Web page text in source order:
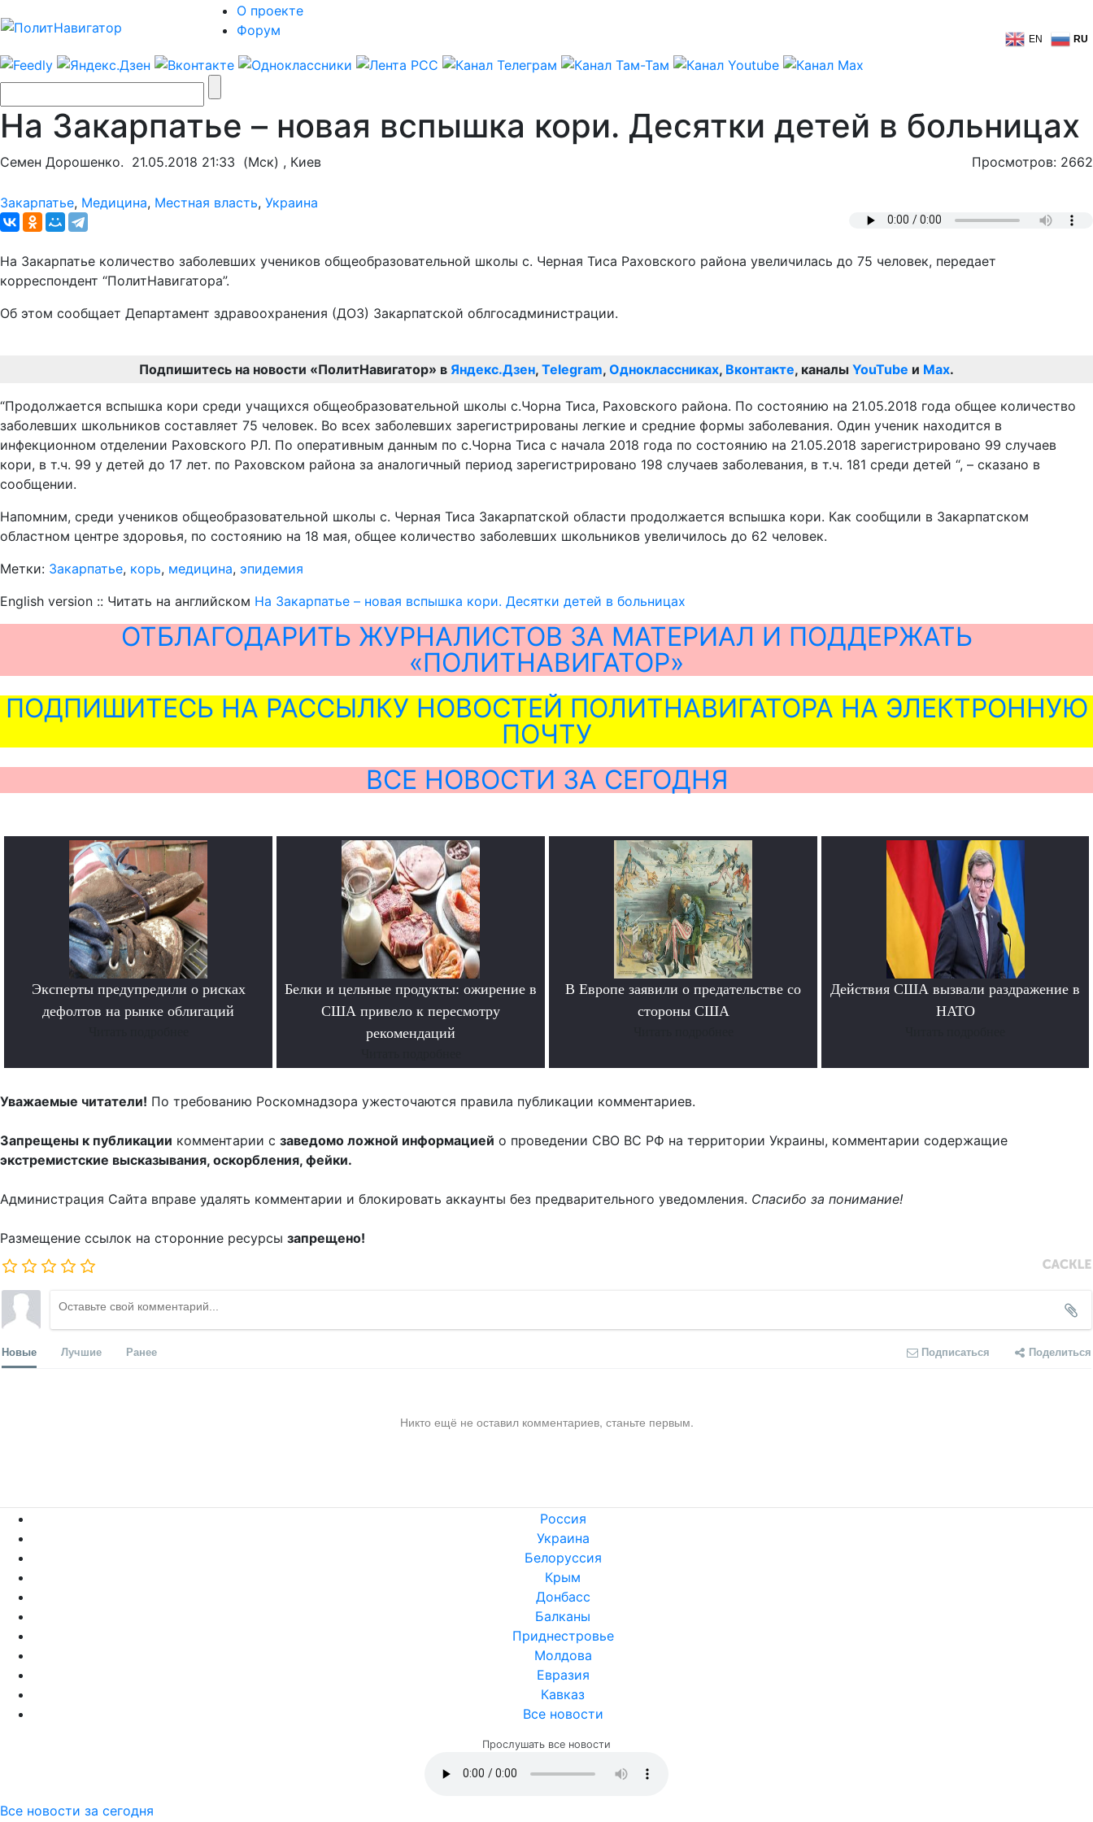
О проекте
Форум
EN RU
На Закарпатье – новая вспышка кори. Десятки детей в больницах
Семен Дорошенко. 21.05.2018 21:33 (Мск) , Киев Просмотров: 2662
Закарпатье, Медицина, Местная власть, Украина
На Закарпатье количество заболевших учеников общеобразовательной школы с. Черная Тиса Раховского района увеличилась до 75 человек, передает
корреспондент “ПолитНавигатора”.
Об этом сообщает Департамент здравоохранения (ДОЗ) Закарпатской облгосадминистрации.
Подпишитесь на новости «ПолитНавигатор» в Яндекс.Дзен, Telegram, Одноклассниках, Вконтакте, каналы YouTube и Max.
“Продолжается вспышка кори среди учащихся общеобразовательной школы с.Чорна Тиса, Раховского района. По состоянию на 21.05.2018 года общее количество
заболевших школьников составляет 75 человек. Во всех заболевших зарегистрированы легкие и средние формы заболевания. Один ученик находится в
инфекционном отделении Раховского РЛ. По оперативным данным по с.Чорна Тиса с начала 2018 года по состоянию на 21.05.2018 зарегистрировано 99 случаев
кори, в т.ч. 99 у детей до 17 лет. по Раховском района за аналогичный период зарегистрировано 198 случаев заболевания, в т.ч. 181 среди детей “, – сказано в
сообщении.
Напомним, среди учеников общеобразовательной школы с. Черная Тиса Закарпатской области продолжается вспышка кори. Как сообщили в Закарпатском
областном центре здоровья, по состоянию на 18 мая, общее количество заболевших школьников увеличилось до 62 человек.
Метки: Закарпатье, корь, медицина, эпидемия
English version :: Читать на английском На Закарпатье – новая вспышка кори. Десятки детей в больницах
ОТБЛАГОДАРИТЬ ЖУРНАЛИСТОВ ЗА МАТЕРИАЛ И ПОДДЕРЖАТЬ
«ПОЛИТНАВИГАТОР»
ПОДПИШИТЕСЬ НА РАССЫЛКУ НОВОСТЕЙ ПОЛИТНАВИГАТОРА НА ЭЛЕКТРОННУЮ
ПОЧТУ
ВСЕ НОВОСТИ ЗА СЕГОДНЯ
Эксперты предупредили о рисках
дефолтов на рынке облигаций
Белки и цельные продукты: ожирение в
США привело к пересмотру
рекомендаций
В Европе заявили о предательстве со
стороны США
Действия США вызвали раздражение в
НАТО
Уважаемые читатели! По требованию Роскомнадзора ужесточаются правила публикации комментариев.
Запрещены к публикации комментарии с заведомо ложной информацией о проведении СВО ВС РФ на территории Украины, комментарии содержащие
экстремистские высказывания, оскорбления, фейки.
Администрация Сайта вправе удалять комментарии и блокировать аккаунты без предварительного уведомления. Спасибо за понимание!
Размещение ссылок на сторонние ресурсы запрещено!
Новые Лучшие Ранее Подписаться Поделиться
Никто ещё не оставил комментариев, станьте первым.
Россия
Украина
Белоруссия
Крым
Донбасс
Балканы
Приднестровье
Молдова
Евразия
Кавказ
Все новости
Прослушать все новости
Все новости за сегодня